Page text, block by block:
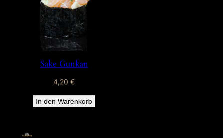
Sake Gunkan
4,20€
In den Warenkorb